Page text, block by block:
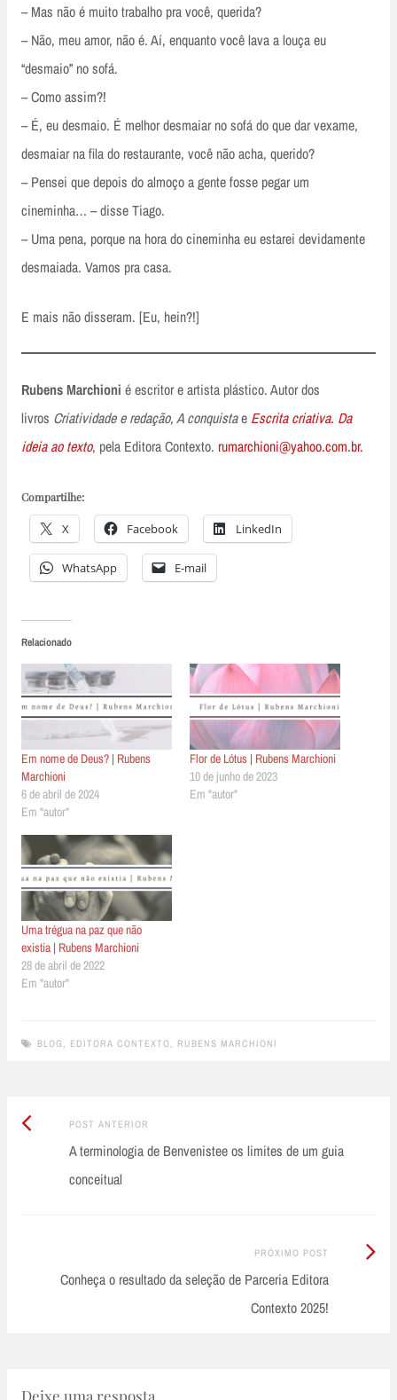
– Mas não é muito trabalho pra você, querida?
– Não, meu amor, não é. Aí, enquanto você lava a louça eu
“desmaio” no sofá.
– Como assim?!
– É, eu desmaio. É melhor desmaiar no sofá do que dar vexame,
desmaiar na fila do restaurante, você não acha, querido?
– Pensei que depois do almoço a gente fosse pegar um
cineminha… – disse Tiago.
– Uma pena, porque na hora do cineminha eu estarei devidamente
desmaiada. Vamos pra casa.
E mais não disseram. [Eu, hein?!]
Rubens Marchioni é escritor e artista plástico. Autor dos
livros Criatividade e redação, A conquistae Escrita criativa. Da
ideia ao texto, pela Editora Contexto. rumarchioni@yahoo.com.br.
Compartilhe:
X Facebook LinkedIn
WhatsApp E-mail
Relacionado
Em nome de Deus? | Rubens
Marchioni
6 de abril de 2024
Em "autor"
Flor de Lótus | Rubens Marchioni
10 de junho de 2023
Em "autor"
Uma trégua na paz que não
existia | Rubens Marchioni
28 de abril de 2022
Em "autor"
BLOG EDITORA CONTEXTO RUBENS MARCHIONI
Post
navigation
POST ANTERIOR
Anterior:
A terminologia de Benvenistee os limites de um guia
conceitual
PRÓXIMO POST
Conheça o resultado da seleção de Parceria Editora
Contexto 2025!
Próximo
Deixe uma resposta